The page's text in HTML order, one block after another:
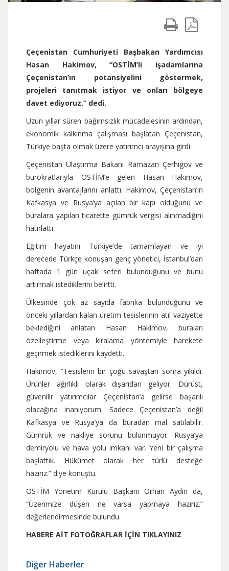
Çeçenistan Cumhuriyeti Başbakan Yardımcısı
Hasan Hakimov, “OSTİM’li işadamlarına
Çeçenistan’ın potansiyelini göstermek,
projeleri tanıtmak istiyor ve onları bölgeye
davet ediyoruz.” dedi.
Uzun yıllar süren bağımsızlık mücadelesinin ardından,
ekonomik kalkınma çalışması başlatan Çeçenistan,
Türkiye başta olmak üzere yatırımcı arayışına girdi.
Çeçenistan Ulaştırma Bakanı Ramazan Çerhigov ve
bürokratlarıyla OSTİM’e gelen Hasan Hakimov,
bölgenin avantajlarını anlattı. Hakimov, Çeçenistan’ın
Kafkasya ve Rusya’ya açılan bir kapı olduğunu ve
buralara yapılan ticarette gümrük vergisi alınmadığını
hatırlattı.
Eğitim hayatını Türkiye’de tamamlayan ve iyi
derecede Türkçe konuşan genç yönetici, İstanbul’dan
haftada 1 gün uçak seferi bulunduğunu ve bunu
artırmak istediklerini belirtti.
Ülkesinde çok az sayıda fabrika bulunduğunu ve
önceki yıllardan kalan üretim tesislerinin atıl vaziyette
beklediğini anlatan Hasan Hakimov, buraları
özelleştirme veya kiralama yöntemiyle harekete
geçirmek istediklerini kaydetti.
Hakimov, “Tesislerin bir çoğu savaştan sonra yıkıldı.
Ürünler ağırlıklı olarak dışarıdan geliyor. Dürüst,
güvenilir yatırımcılar Çeçenistan’a gelirse başarılı
olacağına inanıyorum. Sadece Çeçenistan’a değil
Kafkasya ve Rusya’ya da buradan mal satılabilir.
Gümrük ve nakliye sorunu bulunmuyor. Rusya’ya
demiryolu ve hava yolu imkanı var. Yeni bir çalışma
başlattık. Hükümet olarak her türlü desteğe
hazırız.” diye konuştu.
OSTİM Yönetim Kurulu Başkanı Orhan Aydın da,
“Üzerimize düşen ne varsa yapmaya hazırız.”
değerlendirmesinde bulundu.
HABERE AİT FOTOĞRAFLAR İÇİN TIKLAYINIZ
Diğer Haberler